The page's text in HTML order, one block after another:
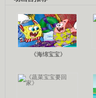
《海绵宝宝》